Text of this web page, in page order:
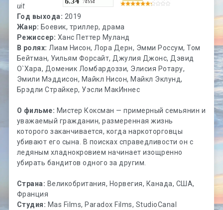
uit
Год выхода: 2019
Жанр: Боевик, триллер, драма
Режиссер: Ханс Петтер Муланд
В ролях: Лиам Нисон, Лора Дерн, Эмми Россум, Том
Бейтман, Уильям Форсайт, Джулия Джонс, Дэвид
О`Хара, Доменик Ломбардоззи, Элисия Ротару,
Эмили Мэддисон, Майкл Нисон, Майкл Эклунд,
Брэдли Страйкер, Уэсли МакИннес
О фильме: Мистер Коксман — примерный семьянин и
уважаемый гражданин, размеренная жизнь
которого заканчивается, когда наркоторговцы
убивают его сына. В поисках справедливости он с
ледяным хладнокровием начинает изощренно
убирать бандитов одного за другим.
Страна: Великобритания, Норвегия, Канада, США,
Франция
Студия: Mas Films, Paradox Films, StudioCanal